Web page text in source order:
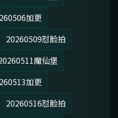
加更
20260509怼脸拍
魔仙堡
加更
20260516怼脸拍